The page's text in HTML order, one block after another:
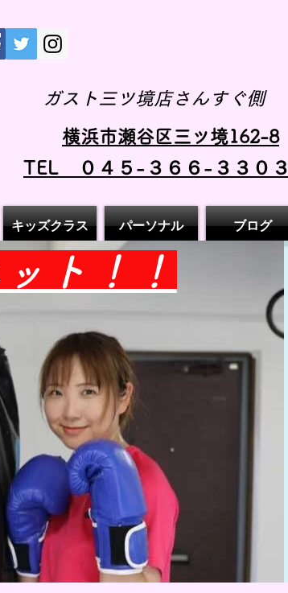
ガスト三ツ境店さんすぐ側
横浜市瀬谷区三ツ境162-8
TEL ０４５-３６６-３３０３
キッズクラス パーソナル ブログ
ト！！